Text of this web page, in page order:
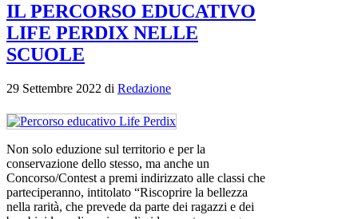
IL PERCORSO EDUCATIVO
LIFE PERDIX NELLE
SCUOLE
29 Settembre 2022 di Redazione
Non solo eduzione sul territorio e per la
conservazione dello stesso, ma anche un
Concorso/Contest a premi indirizzato alle classi che
parteciperanno, intitolato “Riscoprire la bellezza
nella rarità, che prevede da parte dei ragazzi e dei